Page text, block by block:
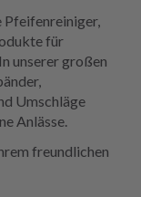
Pfeifenreiniger,
für
unserer großen
Umschläge
Anlässe.
freundlichen